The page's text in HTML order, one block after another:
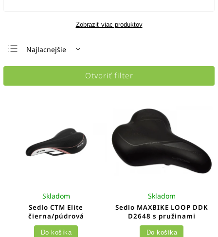
Zobraziť viac produktov
Najlacnejšie
Najdrahšie
Otvoriť filter
Sedlo CTM Elite
čierna/púdrová
Skladom
Do košíka
Sedlo MAXBIKE LOOP DDK
D2648 s pružinami
Skladom
Do košíka